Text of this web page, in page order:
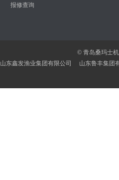
报修查询
© 青岛桑玛士
山东鑫发渔业集团有限公司 山东鲁丰集团